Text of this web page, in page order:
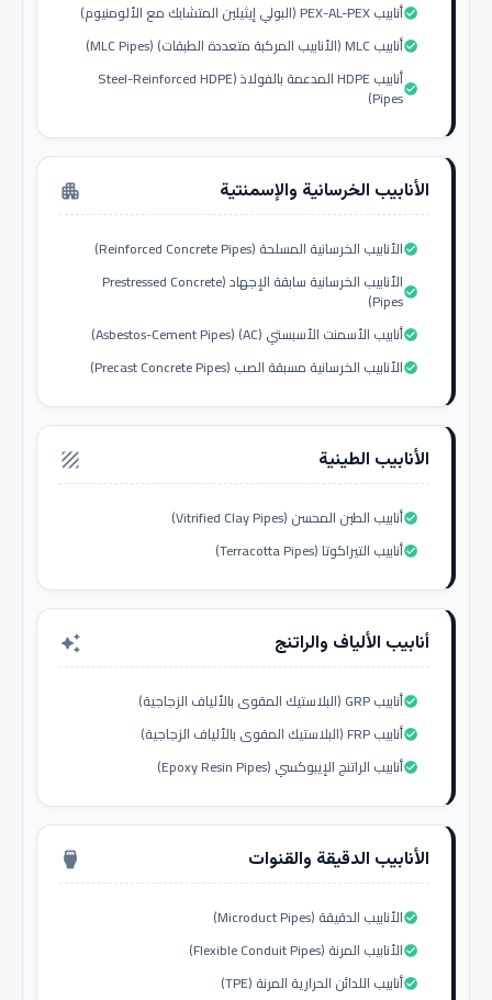
أنابيب PEX-AL-PEX (البولي إيثيلين المتشابك مع الألومنيوم)check_circle
أنابيب MLC (الأنابيب المركبة متعددة الطبقات) (MLC Pipes)check_circle
أنابيب HDPE المدعمة بالفولاذ (Steel-Reinforced HDPE
Pipes)check_circle
الأنابيب الخرسانية والإسمنتية apartment
الأنابيب الخرسانية المسلحة (Reinforced Concrete Pipes)check_circle
الأنابيب الخرسانية سابقة الإجهاد (Prestressed Concrete
Pipes)check_circle
أنابيب الأسمنت الأسبستي (AC) (Asbestos-Cement Pipes)check_circle
الأنابيب الخرسانية مسبقة الصب (Precast Concrete Pipes)check_circle
الأنابيب الطينية texture
أنابيب الطين المحسن (Vitrified Clay Pipes)check_circle
أنابيب التيراكوتا (Terracotta Pipes)check_circle
أنابيب الألياف والراتنج auto_awesome
أنابيب GRP (البلاستيك المقوى بالألياف الزجاجية)check_circle
أنابيب FRP (البلاستيك المقوى بالألياف الزجاجية)check_circle
أنابيب الراتنج الإيبوكسي (Epoxy Resin Pipes)check_circle
الأنابيب الدقيقة والقنوات settings_input_hdmi
الأنابيب الدقيقة (Microduct Pipes)check_circle
الأنابيب المرنة (Flexible Conduit Pipes)check_circle
أنابيب اللدائن الحرارية المرنة (TPE)check_circle